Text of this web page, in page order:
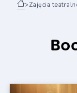
>Zajęcia